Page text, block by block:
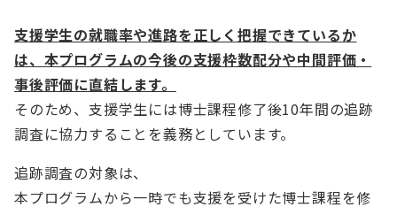
支援学生の就職率や進路を正しく把握できているか
は、本プログラムの今後の支援枠数配分や中間評価・
事後評価に直結します。
そのため、支援学生には博士課程修了後10年間の追跡
調査に協力することを義務としています。
追跡調査の対象は、
本プログラムから一時でも支援を受けた博士課程を修